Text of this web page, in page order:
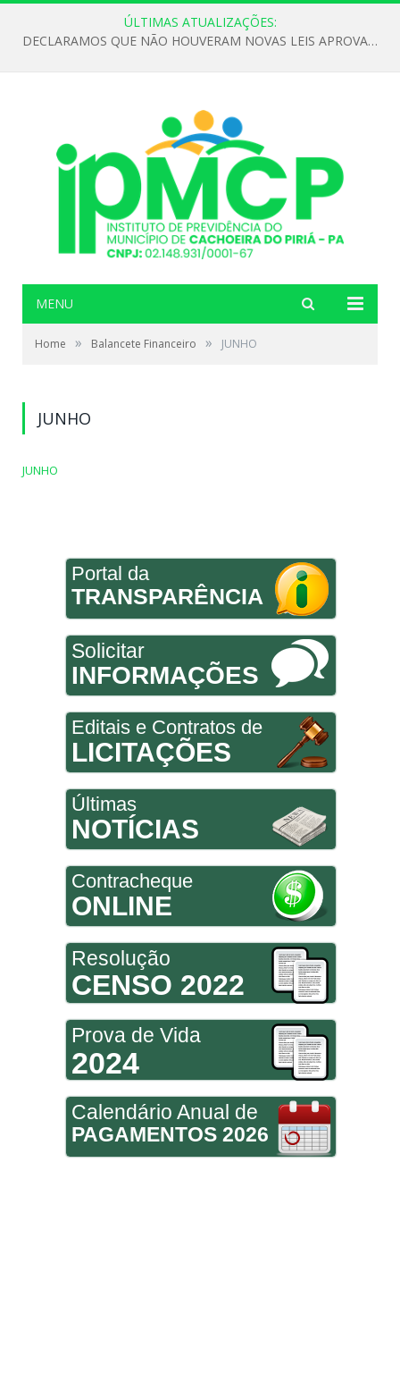
ÚLTIMAS ATUALIZAÇÕES:
DECLARAMOS QUE NÃO HOUVERAM NOVAS LEIS APROVADAS ATÉ O MOMENTO PARA O INSTITUTO DE PREVIDÊNCIA NO ANO DE 2026
MENU
Home » Balancete Financeiro » JUNHO
JUNHO
JUNHO
Portal da
TRANSPARÊNCIA
Solicitar
INFORMAÇÕES
Editais e Contratos de
LICITAÇÕES
Últimas
NOTÍCIAS
Contracheque
ONLINE
Resolução
CENSO 2022
Prova de Vida
2024
Calendário Anual de
PAGAMENTOS 2026